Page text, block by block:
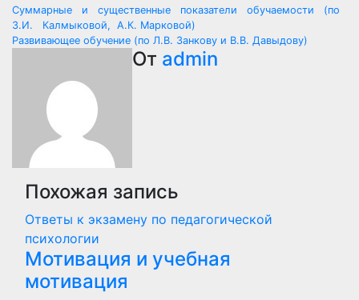
Навигация
по
записям
Суммарные и существенные показатели обучаемости (по
З.И. Калмыковой, А.К. Марковой)
Развивающее обучение (по Л.В. Занкову и В.В. Давыдову)
От admin
Похожая запись
Ответы к экзамену по педагогической
психологии
Мотивация и учебная
мотивация